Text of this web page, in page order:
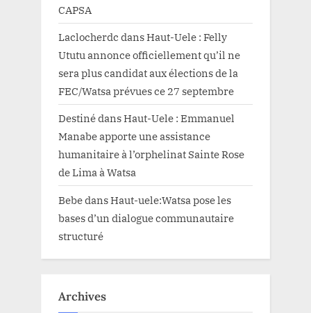
CAPSA
Laclocherdc dansHaut-Uele : Felly
Ututu annonce officiellement qu’il ne
sera plus candidat aux élections de la
FEC/Watsa prévues ce 27 septembre
DestinédansHaut-Uele : Emmanuel
Manabe apporte une assistance
humanitaire à l’orphelinat Sainte Rose
de Lima à Watsa
BebedansHaut-uele:Watsa pose les
bases d’un dialogue communautaire
structuré
Archives